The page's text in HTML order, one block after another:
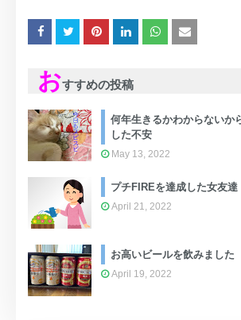
おすすめの投稿
何年生きるかわからないか
した不安
May 13, 2022
プチFIREを達成した女友達
April 21, 2022
お高いビールを飲みました
April 19, 2022